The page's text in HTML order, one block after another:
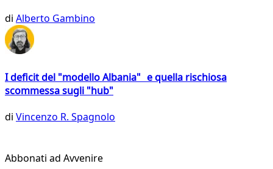
di Alberto Gambino
I deficit del "modello Albania" e quella rischiosa
scommessa sugli "hub"
di Vincenzo R. Spagnolo
Abbonati ad Avvenire